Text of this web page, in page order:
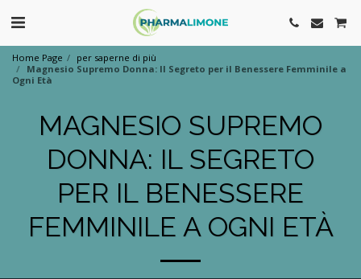
Home Page
per saperne di più
Magnesio Supremo Donna: Il Segreto per il Benessere Femminile a
Ogni Età
MAGNESIO SUPREMO
DONNA: IL SEGRETO
PER IL BENESSERE
FEMMINILE A OGNI ETÀ